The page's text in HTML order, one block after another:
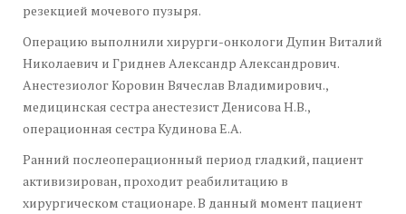
резекцией мочевого пузыря.
Операцию выполнили хирурги-онкологи Дупин Виталий
Николаевич и Гриднев Александр Александрович.
Анестезиолог Коровин Вячеслав Владимирович.,
медицинская сестра анестезист Денисова Н.В.,
операционная сестра Кудинова Е.А.
Ранний послеоперационный период гладкий, пациент
активизирован, проходит реабилитацию в
хирургическом стационаре. В данный момент пациент